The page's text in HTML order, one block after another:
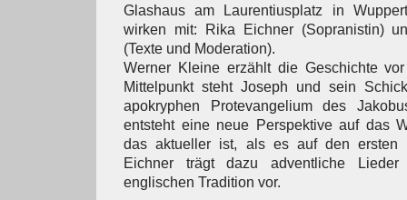
Glashaus am Laurentiusplatz in
wirken mit: Rika Eichner (Sopranistin)
(Texte und Moderation).
Werner Kleine erzählt die Geschichte
Mittelpunkt steht Joseph und sein
apokryphen Protevangelium des
entsteht eine neue Perspektive auf das
das aktueller ist, als es auf den ersten
Eichner trägt dazu adventliche
englischen Tradition vor.